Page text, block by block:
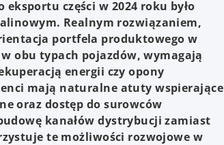
części w 2024 roku było
Realnym rozwiązaniem,
portfela produktowego w
obu typach pojazdów, wymagają
energii czy opony
mają naturalne atuty wspierające
oraz dostęp do surowców
kanałów dystrybucji zamiast
te możliwości rozwojowe w